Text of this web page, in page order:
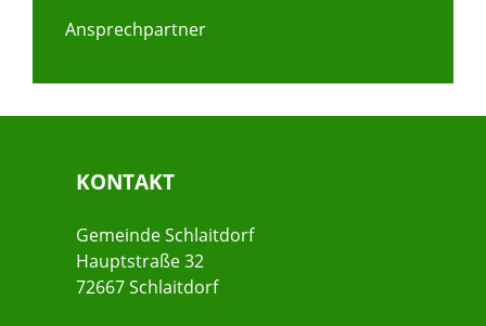
Ansprechpartner
KONTAKT
Gemeinde Schlaitdorf
Hauptstraße 32
72667 Schlaitdorf